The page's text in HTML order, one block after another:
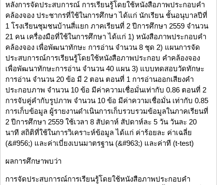
หลังการจัดประสบการณ์ การเรียนรู้โดยใช้หนังสือภาพประกอบคำ
คล้องจอง ประชากรที่ใช้ในการศึกษา ได้แก่ นักเรียน ชั้นอนุบาลปีที่
1 โรงเรียนชุมชนบ้านสี่แยก ภาคเรียนที่ 2 ปีการศึกษา 2559 จำนวน
21 คน เครื่องมือที่ใช้ในการศึกษา ได้แก่ 1) หนังสือภาพประกอบคำ
คล้องจอง เพื่อพัฒนาทักษะ การอ่าน จำนวน 8 ชุด 2) แผนการจัด
ประสบการณ์การเรียนรู้โดยใช้หนังสือภาพประกอบ คำคล้องจอง
เพื่อพัฒนาทักษะการอ่าน จำนวน 40 แผน 3) แบบทดสอบวัดทักษะ
การอ่าน จำนวน 20 ข้อ มี 2 ตอน ตอนที่ 1 การอ่านออกเสียงคำ
ประกอบภาพ จำนวน 10 ข้อ มีค่าความเชื่อมั่นเท่ากับ 0.86 ตอนที่ 2
การจับคู่คำกับรูปภาพ จำนวน 10 ข้อ มีค่าความเชื่อมั่น เท่ากับ 0.85
การเก็บข้อมูล ผู้รายงานดำเนินการเก็บรวบรวมข้อมูลในภาคเรียนที่
2 ปีการศึกษา 2559 ใช้เวลา 8 สัปดาห์ สัปดาห์ละ 5 วัน วันละ 20
นาที สถิติที่ใช้ในการวิเคราะห์ข้อมูล ได้แก่ ค่าร้อยละ ค่าเฉลี่ย
(&#956;) และค่าเบี่ยงเบนมาตรฐาน (&#963;) และค่าที (t-test)
ผลการศึกษาพบว่า
การจัดประสบการณ์การเรียนรู้โดยใช้หนังสือภาพประกอบคำ